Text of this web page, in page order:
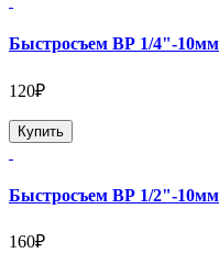
Быстросъем ВР 1/4"-10мм
120₽
Купить
Быстросъем ВР 1/2"-10мм
160₽